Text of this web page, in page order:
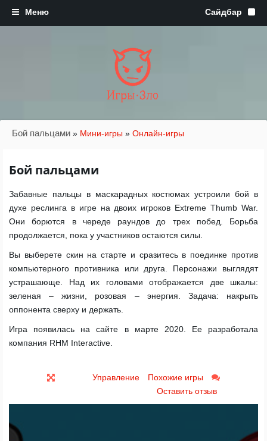
Игры·Зло
Бой пальцами » Мини-игры » Онлайн-игры
Бой пальцами
Забавные пальцы в маскарадных костюмах устроили бой в
духе реслинга в игре на двоих игроков Extreme Thumb War.
Они борются в череде раундов до трех побед. Борьба
продолжается, пока у участников остаются силы.
Вы выберете скин на старте и сразитесь в поединке против
компьютерного противника или друга. Персонажи выглядят
устрашающе. Над их головами отображается две шкалы:
зеленая – жизни, розовая – энергия. Задача: накрыть
оппонента сверху и держать.
Игра появилась на сайте в марте 2020. Ее разработала
компания RHM Interactive.
Управление
Похожие игры
Оставить отзыв